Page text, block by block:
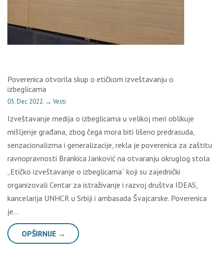
Poverenica otvorila skup o etičkom izveštavanju o
izbeglicama
05. Dec 2022. → Vesti
Izveštavanje medija o izbeglicama u velikoj meri oblikuje
mišljenje građana, zbog čega mora biti lišeno predrasuda,
senzacionalizma i generalizacije, rekla je poverenica za zaštitu
ravnopravnosti Brankica Janković na otvaranju okruglog stola
„Etičko izveštavanje o izbeglicama“ koji su zajednički
organizovali Centar za istraživanje i razvoj društva IDEAS,
kancelarija UNHCR u Srbiji i ambasada Švajcarske. Poverenica
je…
OPŠIRNIJE →